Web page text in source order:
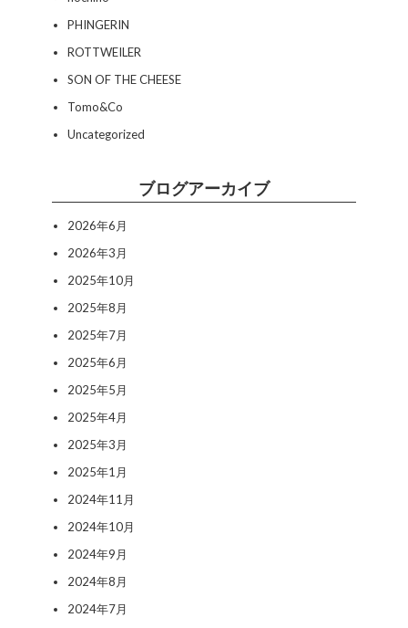
PHINGERIN
ROTTWEILER
SON OF THE CHEESE
Tomo&Co
Uncategorized
ブログアーカイブ
2026年6月
2026年3月
2025年10月
2025年8月
2025年7月
2025年6月
2025年5月
2025年4月
2025年3月
2025年1月
2024年11月
2024年10月
2024年9月
2024年8月
2024年7月